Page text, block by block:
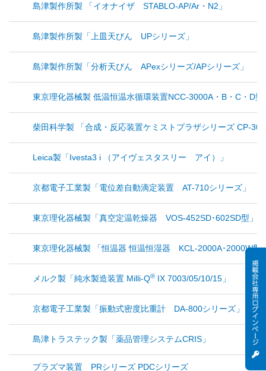
島津製作所製 「イオナイザ STABLO-AP/Ar・N2」
島津製作所製「上皿天びん UPシリーズ」
島津製作所製「分析天びん APexシリーズ/APシリーズ」
東京理化器械製 低温恒温水循環装置NCC-3000A・B・C・D
柴田科学製 「合成・反応装置ケミストプラザシリーズ CP-
Leica製「Ivesta3 i （アイヴェスタスリー アイ）」
京都電子工業製「電位差自動滴定装置 AT-710シリーズ」
東京理化器械製「真空定温乾燥器 VOS-452SD･602SD型」
東京理化器械製 「恒温器 恒温恒湿器 KCL-2000A･2000W型
メルク製「純水製造装置 Milli-Q® IX 7003/05/10/15」
京都電子工業製「振動式密度比重計 DA-800シリーズ」
島津トラステック製「薬品管理システムCRIS」
プラズマ装置 PRシリーズ PDCシリーズ